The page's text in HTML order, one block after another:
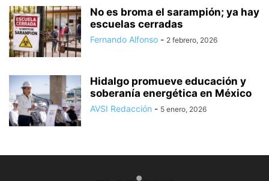
No es broma el sarampión; ya hay
escuelas cerradas
Fernando Alfonso - 2 febrero, 2026
Hidalgo promueve educación y
soberanía energética en México
AVSI Redacción - 5 enero, 2026